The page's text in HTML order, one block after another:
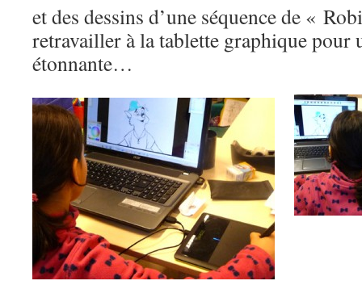
et des dessins d’une séquence de «
retravailler à la tablette graphique pour
étonnante…